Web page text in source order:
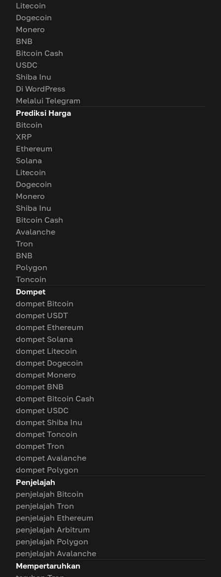
Litecoin
Dogecoin
Monero
BNB
Bitcoin Cash
USDC
Shiba Inu
Di WordPress
Melalui Telegram
Prediksi Harga
Bitcoin
XRP
Ethereum
Solana
Litecoin
Dogecoin
Monero
Shiba Inu
Bitcoin Cash
Avalanche
Tron
BNB
Polygon
Toncoin
Dompet
dompet Bitcoin
dompet USDT
dompet Ethereum
dompet Solana
dompet Litecoin
dompet Dogecoin
dompet Monero
dompet BNB
dompet Bitcoin Cash
dompet USDC
dompet Shiba Inu
dompet Toncoin
dompet Tron
dompet Avalanche
dompet Polygon
Penjelajah
penjelajah Bitcoin
penjelajah Tron
penjelajah Ethereum
penjelajah Arbitrum
penjelajah Polygon
penjelajah Avalanche
Mempertaruhkan